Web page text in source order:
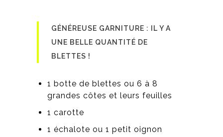
GÉNÉREUSE GARNITURE : IL Y A
UNE BELLE QUANTITÉ DE
BLETTES !
1 botte de blettes ou 6 à 8
grandes côtes et leurs feuilles
1 carotte
1 échalote ou 1 petit oignon